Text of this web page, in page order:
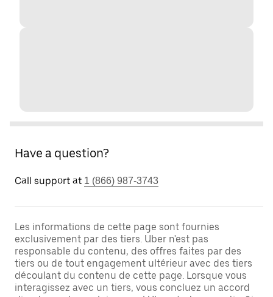
Have a question?
Call support at 1 (866) 987-3743
Les informations de cette page sont fournies
exclusivement par des tiers. Uber n'est pas
responsable du contenu, des offres faites par des
tiers ou de tout engagement ultérieur avec des tiers
découlant du contenu de cette page. Lorsque vous
interagissez avec un tiers, vous concluez un accord